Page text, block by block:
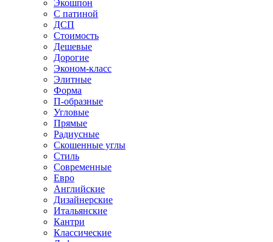
Экошпон
С патиной
ДСП
Стоимость
Дешевые
Дорогие
Эконом-класс
Элитные
Форма
П-образные
Угловые
Прямые
Радиусные
Скошенные углы
Стиль
Современные
Евро
Английские
Дизайнерские
Итальянские
Кантри
Классические